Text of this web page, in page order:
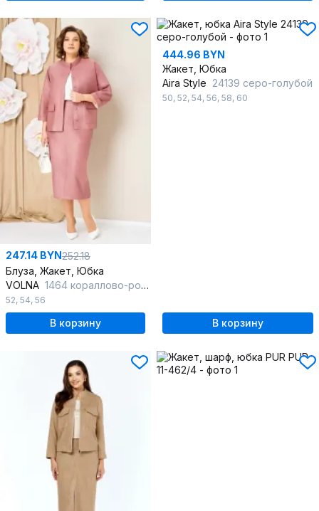
247.14 BYN252.18
Блуза, Жакет, Юбка
VOLNA 1464 кораллово-розовый
52, 54, 56
В корзину
444.96 BYN
Жакет, Юбка
Aira Style 24139 серо-голубой
50, 52, 54, 56, 58, 60
В корзину